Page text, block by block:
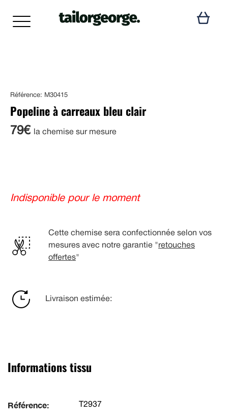
Référence: M30415
Popeline à carreaux bleu clair
79€ la chemise sur mesure
Indisponible pour le moment
Cette chemise sera confectionnée selon vos
mesures avec notre garantie " retouches
offertes"
Livraison estimée:
Informations tissu
Référence: T2937